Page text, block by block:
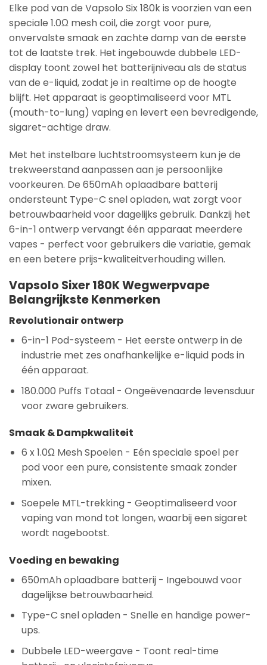
Elke pod van de Vapsolo Six 180k is voorzien van een
speciale 1.0Ω mesh coil, die zorgt voor pure,
onvervalste smaak en zachte damp van de eerste
tot de laatste trek. Het ingebouwde dubbele LED-
display toont zowel het batterijniveau als de status
van de e-liquid, zodat je in realtime op de hoogte
blijft. Het apparaat is geoptimaliseerd voor MTL
(mouth-to-lung) vaping en levert een bevredigende,
sigaret-achtige draw.
Met het instelbare luchtstroomsysteem kun je de
trekweerstand aanpassen aan je persoonlijke
voorkeuren. De 650mAh oplaadbare batterij
ondersteunt Type-C snel opladen, wat zorgt voor
betrouwbaarheid voor dagelijks gebruik. Dankzij het
6-in-1 ontwerp vervangt één apparaat meerdere
vapes - perfect voor gebruikers die variatie, gemak
en een betere prijs-kwaliteitverhouding willen.
Vapsolo Sixer 180K Wegwerpvape
Belangrijkste Kenmerken
Revolutionair ontwerp
6-in-1 Pod-systeem- Het eerste ontwerp in de
industrie met zes onafhankelijke e-liquid pods in
één apparaat.
180.000 Puffs Totaal- Ongeëvenaarde levensduur
voor zware gebruikers.
Smaak & Dampkwaliteit
6 x 1.0Ω Mesh Spoelen- Eén speciale spoel per
pod voor een pure, consistente smaak zonder
mixen.
Soepele MTL-trekking- Geoptimaliseerd voor
vaping van mond tot longen, waarbij een sigaret
wordt nagebootst.
Voeding en bewaking
650mAh oplaadbare batterij- Ingebouwd voor
dagelijkse betrouwbaarheid.
Type-C snel opladen- Snelle en handige power-
ups.
Dubbele LED-weergave - Toont real-time